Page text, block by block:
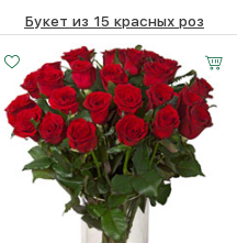
Букет из 15 красных роз
3960 ₽ 3760